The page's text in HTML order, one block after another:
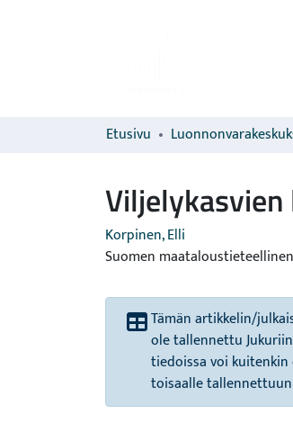
Etusivu
Korpinen, Elli
Suomen
Tämän artikkelin/
ole tallennettu
tiedoissa voi
toisaalle